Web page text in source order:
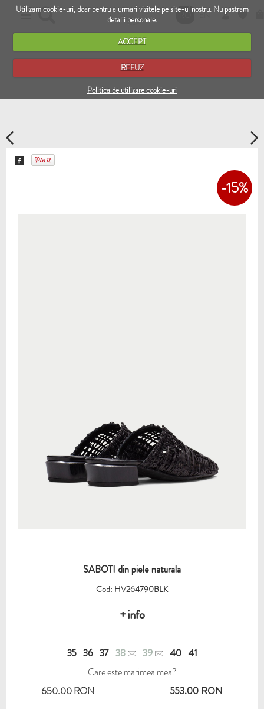
Utilizam cookie-uri, doar pentru a urmari vizitele pe site-ul nostru. Nu pastram
detalii personale.
ACCEPT
REFUZ
Politica de utilizare cookie-uri
RO EN
-15%
SABOTI din piele naturala
Cod: HV264790BLK
+ info
35 36 37 38 39 40 41
Care este marimea mea?
650.00 RON
553.00 RON